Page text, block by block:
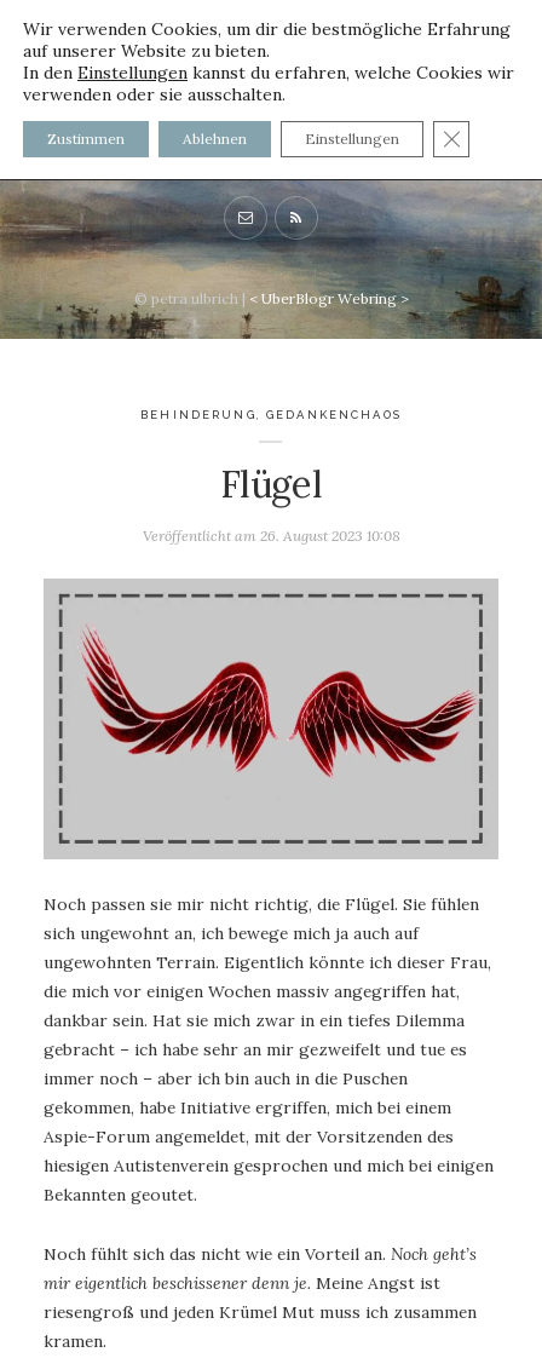
voller worte - mit und ohne
Innenfutter
© petra ulbrich | < UberBlogr Webring >
BEHINDERUNG, GEDANKENCHAOS
Flügel
Veröffentlicht am 26. August 2023 10:08
Noch passen sie mir nicht richtig, die Flügel. Sie fühlen
sich ungewohnt an, ich bewege mich ja auch auf
ungewohnten Terrain. Eigentlich könnte ich dieser Frau,
die mich vor einigen Wochen massiv angegriffen hat,
dankbar sein. Hat sie mich zwar in ein tiefes Dilemma
gebracht – ich habe sehr an mir gezweifelt und tue es
immer noch – aber ich bin auch in die Puschen
gekommen, habe Initiative ergriffen, mich bei einem
Aspie-Forum angemeldet, mit der Vorsitzenden des
hiesigen Autistenverein gesprochen und mich bei einigen
Bekannten geoutet.
Noch fühlt sich das nicht wie ein Vorteil an. Noch geht’s
mir eigentlich beschissener denn je. Meine Angst ist
riesengroß und jeden Krümel Mut muss ich zusammen
kramen.
Wir verwenden Cookies, um dir die bestmögliche Erfahrung
auf unserer Website zu bieten.
In den Einstellungen kannst du erfahren, welche Cookies wir
verwenden oder sie ausschalten.
Zustimmen Ablehnen Einstellungen GDPR